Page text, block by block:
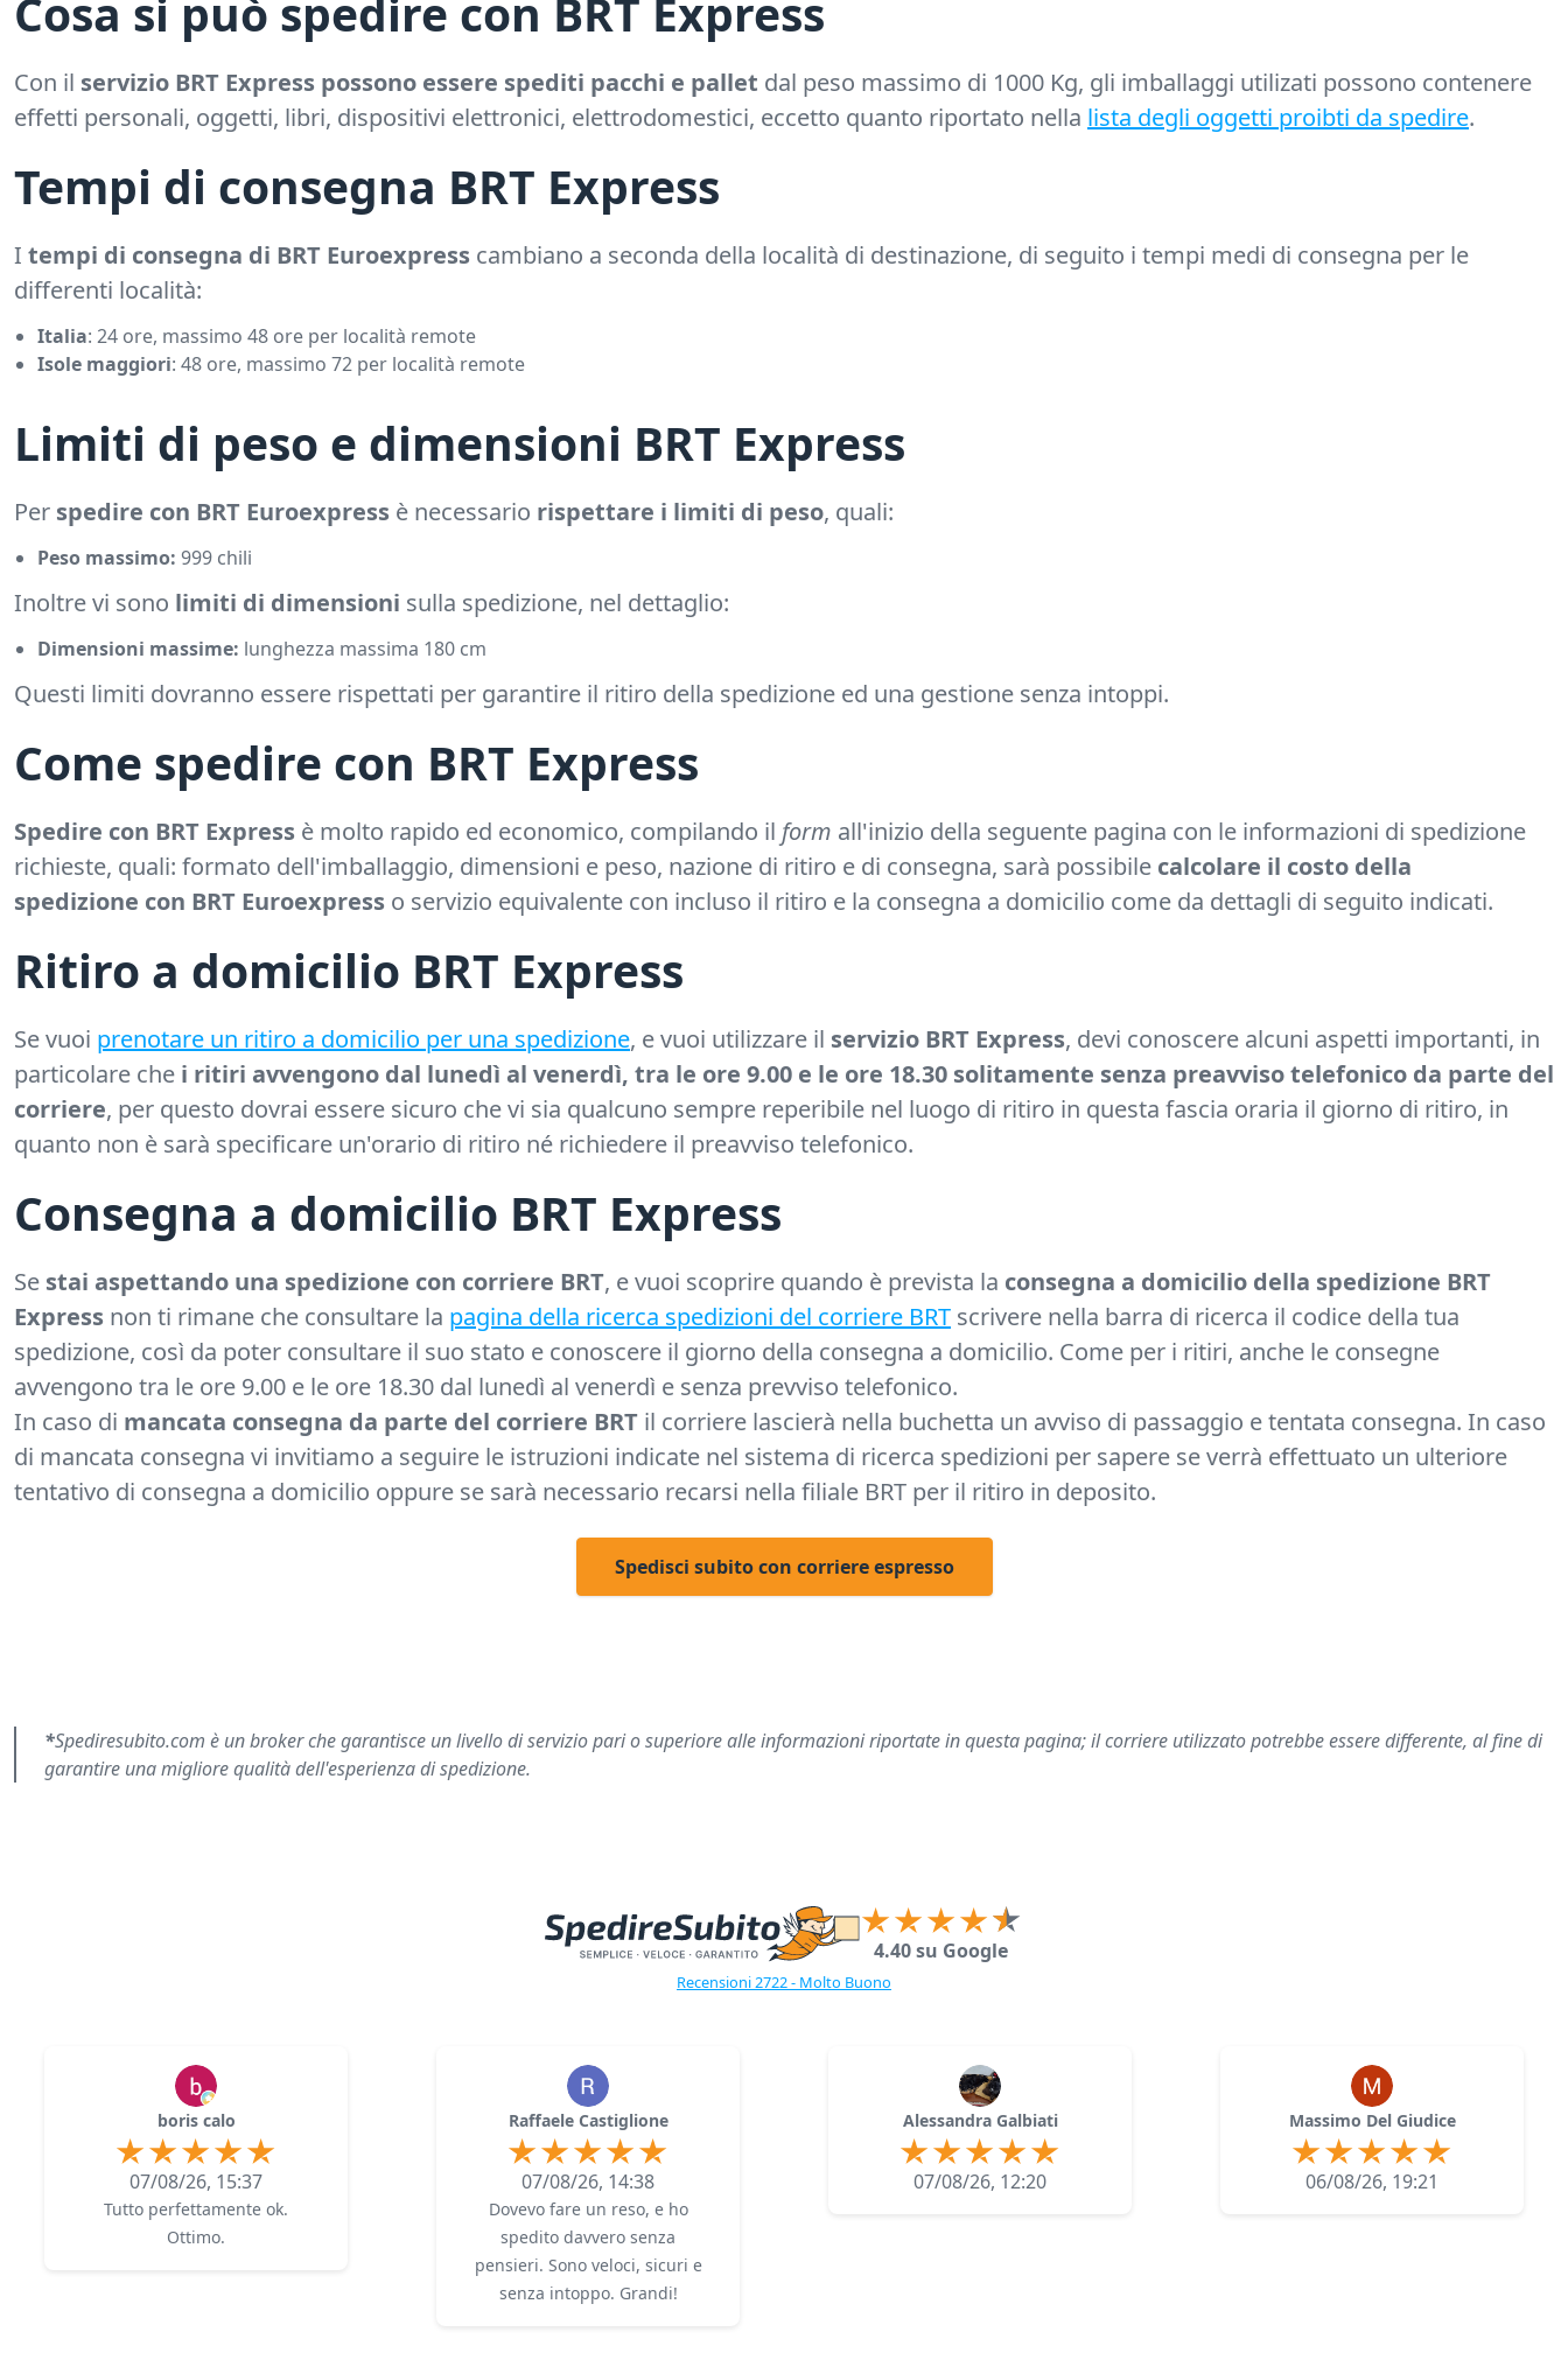
Cosa si può spedire con BRT Express
Con il servizio BRT Express possono essere spediti pacchi e pallet dal peso massimo di 1000 Kg, gli imballaggi utilizati possono contenere
effetti personali, oggetti, libri, dispositivi elettronici, elettrodomestici, eccetto quanto riportato nella lista degli oggetti proibti da spedire.
Tempi di consegna BRT Express
I tempi di consegna di BRT Euroexpress cambiano a seconda della località di destinazione, di seguito i tempi medi di consegna per le
differenti località:
Italia: 24 ore, massimo 48 ore per località remote
Isole maggiori: 48 ore, massimo 72 per località remote
Limiti di peso e dimensioni BRT Express
Per spedire con BRT Euroexpress è necessario rispettare i limiti di peso, quali:
Peso massimo: 999 chili
Inoltre vi sono limiti di dimensioni sulla spedizione, nel dettaglio:
Dimensioni massime: lunghezza massima 180 cm
Questi limiti dovranno essere rispettati per garantire il ritiro della spedizione ed una gestione senza intoppi.
Come spedire con BRT Express
Spedire con BRT Express è molto rapido ed economico, compilando il form all'inizio della seguente pagina con le informazioni di spedizione
richieste, quali: formato dell'imballaggio, dimensioni e peso, nazione di ritiro e di consegna, sarà possibile calcolare il costo della
spedizione con BRT Euroexpress o servizio equivalente con incluso il ritiro e la consegna a domicilio come da dettagli di seguito indicati.
Ritiro a domicilio BRT Express
Se vuoi prenotare un ritiro a domicilio per una spedizione, e vuoi utilizzare il servizio BRT Express, devi conoscere alcuni aspetti importanti, in
particolare che i ritiri avvengono dal lunedì al venerdì, tra le ore 9.00 e le ore 18.30 solitamente senza preavviso telefonico da parte del
corriere, per questo dovrai essere sicuro che vi sia qualcuno sempre reperibile nel luogo di ritiro in questa fascia oraria il giorno di ritiro, in
quanto non è sarà specificare un'orario di ritiro né richiedere il preavviso telefonico.
Consegna a domicilio BRT Express
Se stai aspettando una spedizione con corriere BRT, e vuoi scoprire quando è prevista la consegna a domicilio della spedizione BRT
Express non ti rimane che consultare la pagina della ricerca spedizioni del corriere BRT scrivere nella barra di ricerca il codice della tua
spedizione, così da poter consultare il suo stato e conoscere il giorno della consegna a domicilio. Come per i ritiri, anche le consegne
avvengono tra le ore 9.00 e le ore 18.30 dal lunedì al venerdì e senza prevviso telefonico.
In caso di mancata consegna da parte del corriere BRT il corriere lascierà nella buchetta un avviso di passaggio e tentata consegna. In caso
di mancata consegna vi invitiamo a seguire le istruzioni indicate nel sistema di ricerca spedizioni per sapere se verrà effettuato un ulteriore
tentativo di consegna a domicilio oppure se sarà necessario recarsi nella filiale BRT per il ritiro in deposito.
Spedisci subito con corriere espresso
*Spediresubito.com è un broker che garantisce un livello di servizio pari o superiore alle informazioni riportate in questa pagina; il corriere utilizzato potrebbe essere differente, al fine di
garantire una migliore qualità dell'esperienza di spedizione.
4.40 su Google
Recensioni 2722 - Molto Buono
boris calo
07/08/26, 15:37
Tutto perfettamente ok.
Ottimo.
Raffaele Castiglione
07/08/26, 14:38
Dovevo fare un reso, e ho
spedito davvero senza
pensieri. Sono veloci, sicuri e
senza intoppo. Grandi!
Alessandra Galbiati
07/08/26, 12:20
Massimo Del Giudice
06/08/26, 19:21